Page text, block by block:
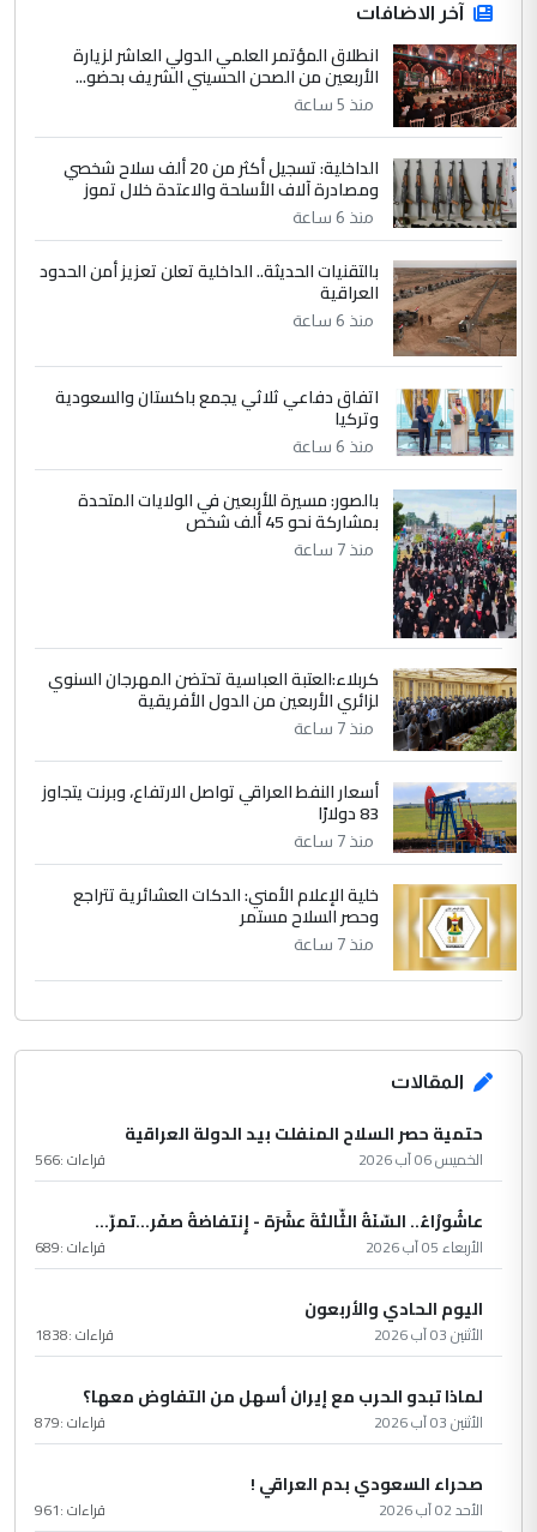
للوزاره ولا للمواطن القرار الصائب يكون بعد
الاستماع للمدير ومغرفة ...
الموضوع :
وزير الصحة يعفي مدير مستشفى الكرخ
العام في بغداد
4 سردار
التعليق : واحد من عصابة علي ماما يسقط
جنسية الرافد الثالث للعراق ومن اصول عريقة
ابا فرات ...
الموضوع :
الجواهري يرد على صدام حسين سل
مضجعيك يابن الزنا (نص كامل)
5 سردار
التعليق : واحد من عصابة علي ماما يسقط
جنسية الرافد الثالث للعراق ومن اصول عريقة
ابا فرات ...
الموضوع :
الجواهري يرد على صدام حسين سل
مضجعيك يابن الزنا (نص كامل)
آخر الاضافات
انطلاق المؤتمر العلمي الدولي العاشر لزيارة
الأربعين من الصحن الحسيني الشريف بحضو...
منذ 5 ساعة
الداخلية: تسجيل أكثر من 20 ألف سلاح شخصي
ومصادرة آلاف الأسلحة والاعتدة خلال تموز
منذ 6 ساعة
بالتقنيات الحديثة.. الداخلية تعلن تعزيز أمن الحدود
العراقية
منذ 6 ساعة
اتفاق دفاعي ثلاثي يجمع باكستان والسعودية
وتركيا
منذ 6 ساعة
بالصور: مسيرة للأربعين في الولايات المتحدة
بمشاركة نحو 45 ألف شخص
منذ 7 ساعة
كربلاء:العتبة العباسية تحتضن المهرجان السنوي
لزائري الأربعين من الدول الأفريقية
منذ 7 ساعة
أسعار النفط العراقي تواصل الارتفاع، وبرنت يتجاوز
83 دولارًا
منذ 7 ساعة
خلية الإعلام الأمني: الدكات العشائرية تتراجع
وحصر السلاح مستمر
منذ 7 ساعة
المقالات
حتمية حصر السلاح المنفلت بيد الدولة العراقية
الخميس 06 آب 2026 قراءات :566
عاشُورْاءُ.. السّنَةُ الثّالثةَ عشَرَة - إِنتفاضةُ صفَر…تمرّ...
الأربعاء 05 آب 2026 قراءات :689
اليوم الحادي والأربعون
الأثنين 03 آب 2026 قراءات :1838
لماذا تبدو الحرب مع إيران أسهل من التفاوض معها؟
الأثنين 03 آب 2026 قراءات :879
صحراء السعودي بدم العراقي !
الأحد 02 آب 2026 قراءات :961